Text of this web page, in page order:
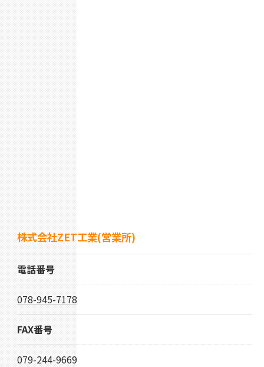
株式会社ZET工業(営業所)
電話番号
078-945-7178
FAX番号
079-244-9669